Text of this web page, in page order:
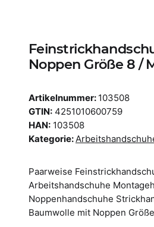
Noppen Größe 8 /
Artikelnummer: 103508
GTIN: 4251010600759
HAN: 103508
Kategorie:
Paarweise
Arbeitshandschuhe
Noppenhandschuhe
Baumwolle mit Noppen